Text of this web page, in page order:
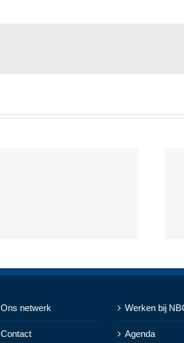
Ons netwerk
Contact
Werken bij
Agenda